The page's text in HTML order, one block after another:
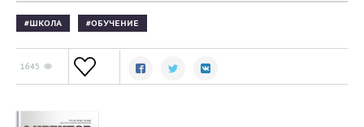
ШКОЛА ОБУЧЕНИЕ
1645